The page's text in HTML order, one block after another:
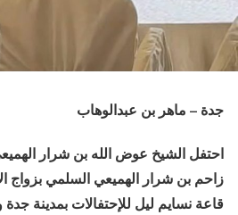
جدة – ماهر بن عبدالوهاب
احتفل الشيخ عوض الله بن شرار
زاحم بن شرار الهميعي السلمي بزواج
قاعة نسايم ليل للإحتفالات بمدينة